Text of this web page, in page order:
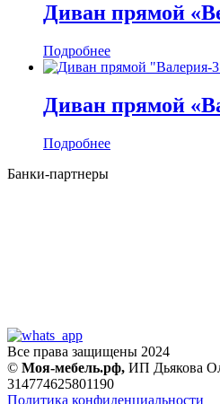
Диван прямой
Подробнее
Диван прямой
Подробнее
Банки-партнеры
Все права защищены 2024
© Моя-мебель.рф, ИП Дьякова
314774625801190
Политика конфиденциальности